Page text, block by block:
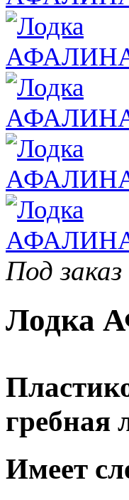
Под заказ
Лодка
гребная
Имеет